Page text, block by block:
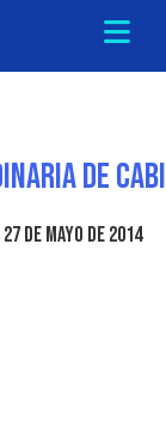
De
de mayo de 2014